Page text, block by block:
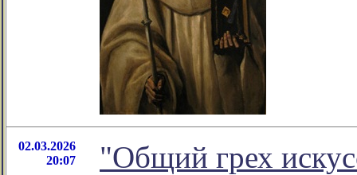
02.03.2026
20:07
"Общий грех